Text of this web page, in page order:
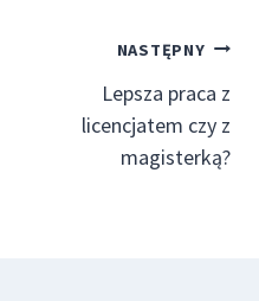
NASTĘPNY
Lepsza praca z
licencjatem czy z
magisterką?